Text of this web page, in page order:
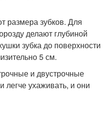
размера зубков. Для
делают глубиной
зубка до поверхности
5 см.
и двустрочные
легче ухаживать, и они